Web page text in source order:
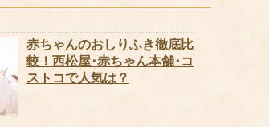
赤ちゃんのおしりふき徹底比
較！西松屋･赤ちゃん本舗･コ
ストコで人気は？